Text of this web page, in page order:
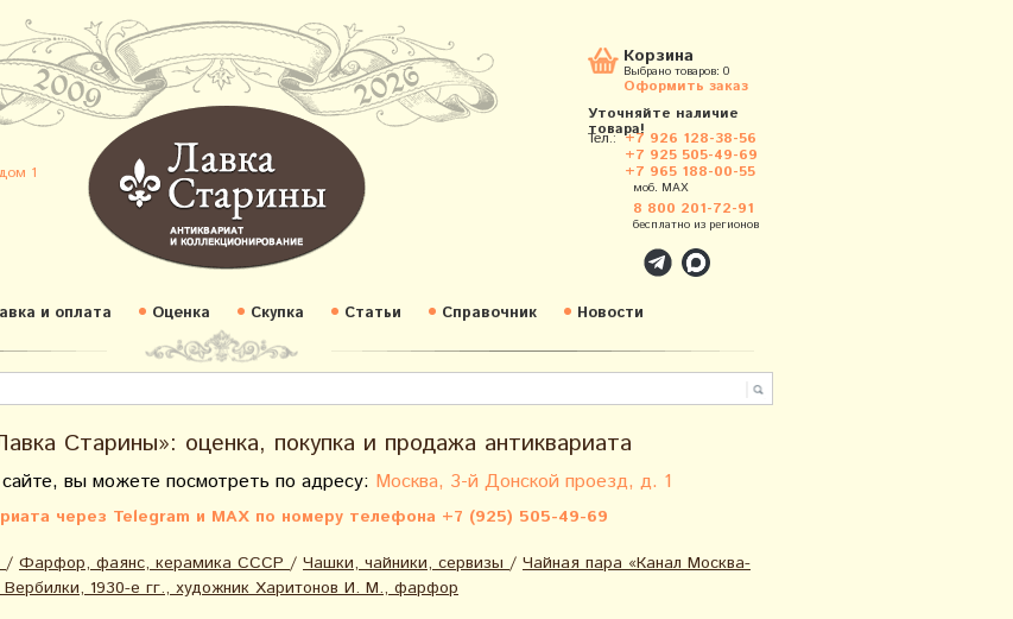
1
Корзина
Выбрано товаров: 0
Оформить заказ
Уточняйте наличие
товара!
Тел.: +7 926 128-38-56
+7 925 505-49-69
+7 965 188-00-55
моб. MAX
8 800 201-72-91
бесплатно из регионов
и оплата Оценка Скупка Статьи Справочник Новости
Старины»: оценка, покупка и продажа антиквариата
вы можете посмотреть по адресу: Москва, 3-й Донской проезд, д. 1
через Telegram и MAX по номеру телефона +7 (925) 505-49-69
/ Фарфор, фаянс, керамика СССР / Чашки, чайники, сервизы / Чайная пара «Канал Москва-
Вербилки, 1930-е гг., художник Харитонов И. М., фарфор